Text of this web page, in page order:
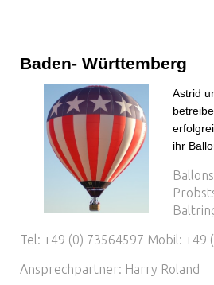
Baden- Württemberg
Astrid
ihr
Tel: +49 (0) 73564597 Mobil: +49
Ansprechpartner: Harry Roland